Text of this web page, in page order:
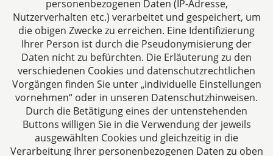
Über uns
Ihre Ansprechpartner für Fragen rund um
Gesellschaftsrecht, Steuergestaltung und
Vertragsrecht.
Impressum
personenbezogenen Daten (IP-Adresse,
Nutzerverhalten etc.) verarbeitet und gespeichert, um
die obigen Zwecke zu erreichen. Eine Identifizierung
Ihrer Person ist durch die Pseudonymisierung der
Daten nicht zu befürchten. Die Erläuterung zu den
verschiedenen Cookies und datenschutzrechtlichen
Vorgängen finden Sie unter „individuelle Einstellungen
vornehmen“ oder in unseren Datenschutzhinweisen.
Durch die Betätigung eines der untenstehenden
Buttons willigen Sie in die Verwendung der jeweils
ausgewählten Cookies und gleichzeitig in die
Verarbeitung Ihrer personenbezogenen Daten zu oben